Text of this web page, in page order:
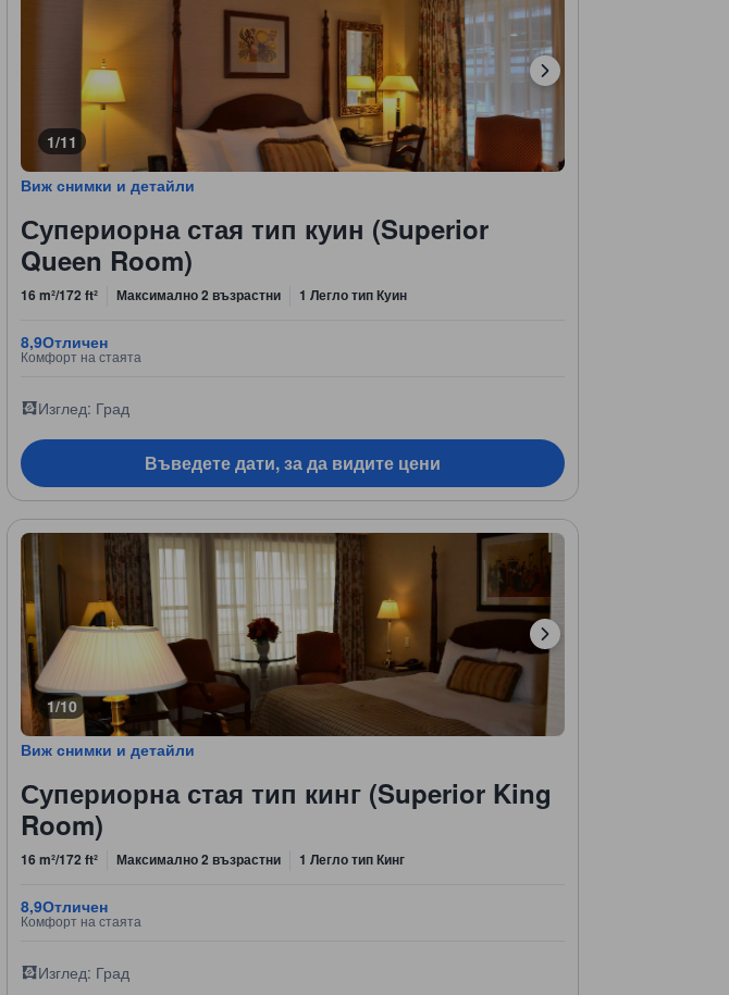
1/11
Виж снимки и детайли
Супериорна стая тип куин (Superior
Queen Room)
16 m²/172 ft² Максимално 2 възрастни 1 Легло тип Куин
8,9Отличен
Комфорт на стаята
Изглед: Град
Въведете дати, за да видите цени
1/10
Виж снимки и детайли
Супериорна стая тип кинг (Superior King
Room)
16 m²/172 ft² Максимално 2 възрастни 1 Легло тип Кинг
8,9Отличен
Комфорт на стаята
Изглед: Град